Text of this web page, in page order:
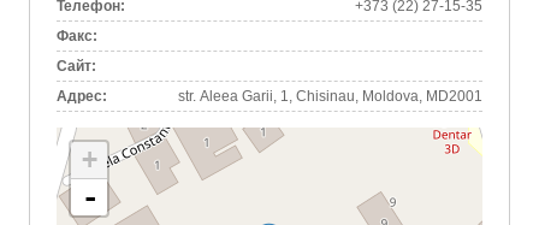
Телефон:
+373 (22) 27-15-35
Факс:
Сайт:
Адрес:
str. Aleea Garii, 1, Chisinau, Moldova, MD2001
+
-